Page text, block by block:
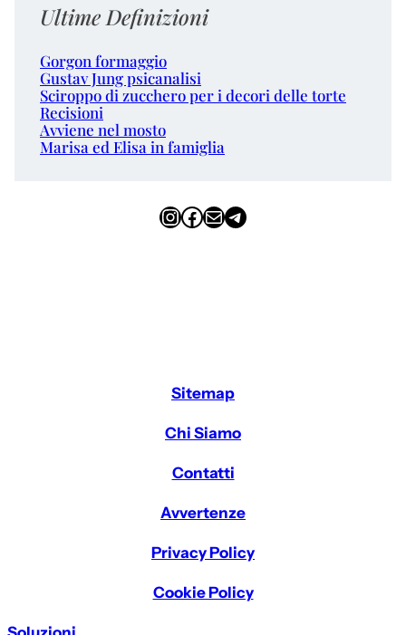
Ultime Definizioni
Gorgon formaggio
Gustav Jung psicanalisi
Sciroppo di zucchero per i decori delle torte
Recisioni
Avviene nel mosto
Marisa ed Elisa in famiglia
InstagramFacebook Email Telegram
Sitemap
Chi Siamo
Contatti
Avvertenze
Privacy Policy
Cookie Policy